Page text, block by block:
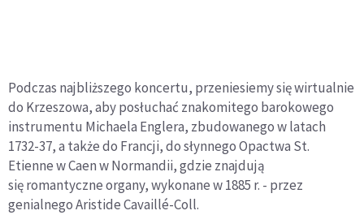
Podczas najbliższego koncertu, przeniesiemy się wirtualnie
do Krzeszowa, aby posłuchać znakomitego barokowego
instrumentu Michaela Englera, zbudowanego w latach
1732-37, a także do Francji, do słynnego Opactwa St.
Etienne w Caen w Normandii, gdzie znajdują
się romantyczne organy, wykonane w 1885 r. - przez
genialnego Aristide Cavaillé-Coll.